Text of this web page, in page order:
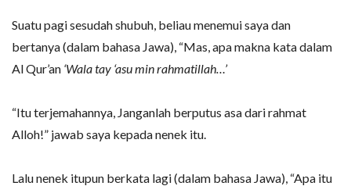
Suatu pagi sesudah shubuh, beliau menemui saya dan
bertanya (dalam bahasa Jawa), “Mas, apa makna kata dalam
Al Qur’an ‘Wala tay ‘asu min rahmatillah…’
“Itu terjemahannya, Janganlah berputus asa dari rahmat
Alloh!” jawab saya kepada nenek itu.
Lalu nenek itupun berkata lagi (dalam bahasa Jawa), “Apa itu